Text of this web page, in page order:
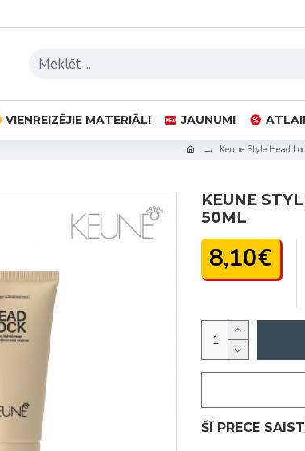
VIENREIZĒJIE MATERIĀLI JAUNUMI
Keune Style Head
KEUNE
50ML
8,10€
ŠĪ PRECE